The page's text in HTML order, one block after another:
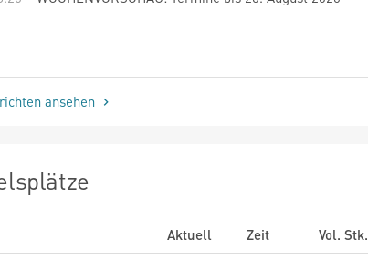
ansehen
Aktuell Zeit
Vol. Stk.